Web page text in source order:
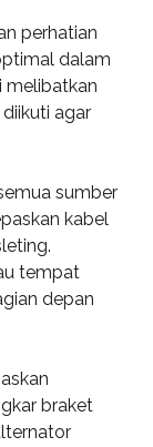
perhatian
dalam
melibatkan
agar
sumber
kabel
tempat
depan
braket